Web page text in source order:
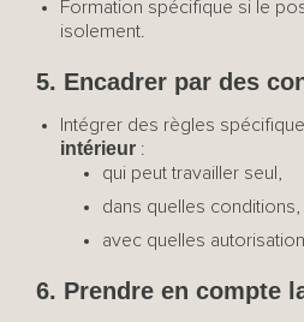
Formation spécifique si le
isolement.
5. Encadrer par des
Intégrer des règles
intérieur :
qui peut travailler seul,
dans quelles conditions,
avec quelles
6. Prendre en compte